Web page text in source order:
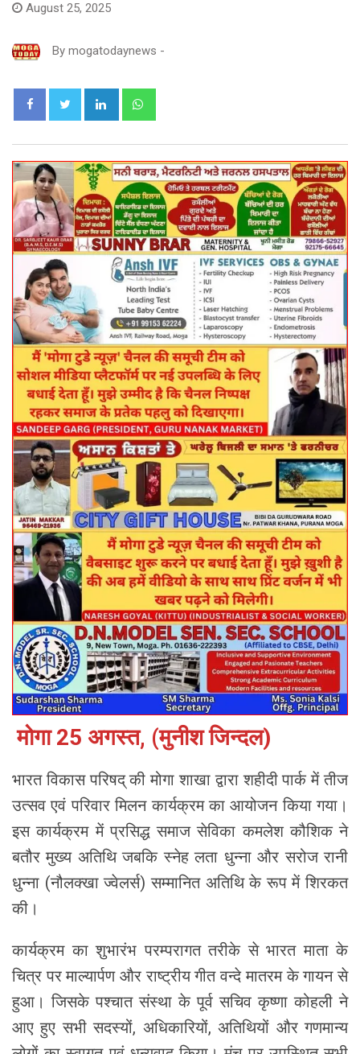
August 25, 2025
By mogatodaynews -
LinkedIn
मोगा 25 अगस्त, (मुनीश जिन्दल)
भारत विकास परिषद् की मोगा शाखा द्वारा शहीदी पार्क में तीज
उत्सव एवं परिवार मिलन कार्यक्रम का आयोजन किया गया।
इस कार्यक्रम में प्रसिद्ध समाज सेविका कमलेश कौशिक ने
बतौर मुख्य अतिथि जबकि स्नेह लता धुन्ना और सरोज रानी
धुन्ना (नौलक्खा ज्वेलर्स) सम्मानित अतिथि के रूप में शिरकत
की।
कार्यक्रम का शुभारंभ परम्परागत तरीके से भारत माता के
चित्र पर माल्यार्पण और राष्ट्रीय गीत वन्दे मातरम के गायन से
हुआ। जिसके पश्चात संस्था के पूर्व सचिव कृष्णा कोहली ने
आए हुए सभी सदस्यों, अधिकारियों, अतिथियों और गणमान्य